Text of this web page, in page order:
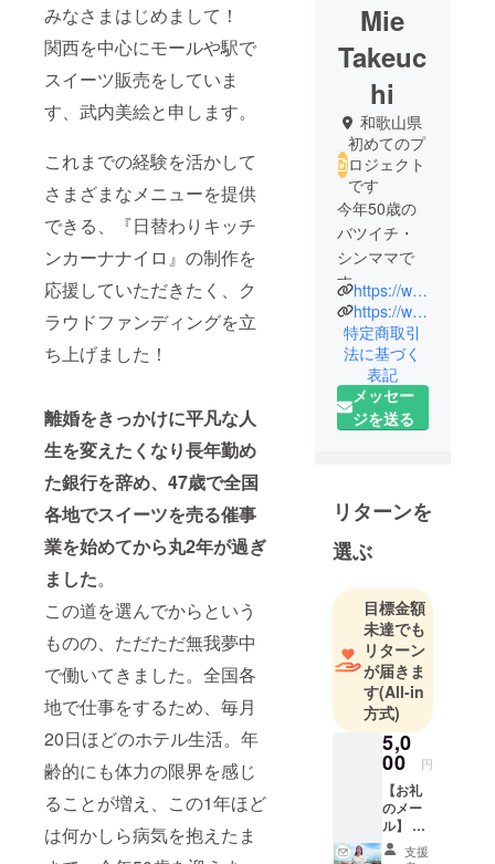
みなさまはじめまして！
関西を中心にモールや駅で
スイーツ販売をしていま
す、武内美絵と申します。
これまでの経験を活かして
さまざまなメニューを提供
できる、『日替わりキッチ
ンカーナナイロ』の制作を
応援していただきたく、ク
ラウドファンディングを立
ち上げました！
離婚をきっかけに平凡な人
生を変えたくなり長年勤め
た銀行を辞め、47歳で全国
各地でスイーツを売る催事
業を始めてから丸2年が過ぎ
ました。
この道を選んでからという
ものの、ただただ無我夢中
で働いてきました。全国各
地で仕事をするため、毎月
20日ほどのホテル生活。年
齢的にも体力の限界を感じ
ることが増え、この1年ほど
は何かしら病気を抱えたま
Mie
Takeuc
hi
和歌山県
初めてのプ
ロジェクト
です
今年50歳の
バツイチ・
シンママで
す。
46歳で離
婚、人生を
変えるため
長年勤めた
銀行を退
職。
界へ飛び込
む。
応援してく
娘と一緒に
キッチン
カーで全国
を周りた
い！
50歳になる
私が人生で
一番大きな
チャレンジ
に挑みま
す！
https://www.instagram.com/nanairo_kitchencar?igshid=NGVhN2U2NjQ0Yg%3D%3D&utm_source=qr
https://www.facebook.com/profile.php?id=100061240184767
特定商取引
法に基づく
表記
メッセー
ジを送る
リターンを
選ぶ
目標金額
未達でも
リターン
が届きま
す(All-in
方式)
5,0
00 円
【お礼
のメー
ル】 武
内 美絵
支援